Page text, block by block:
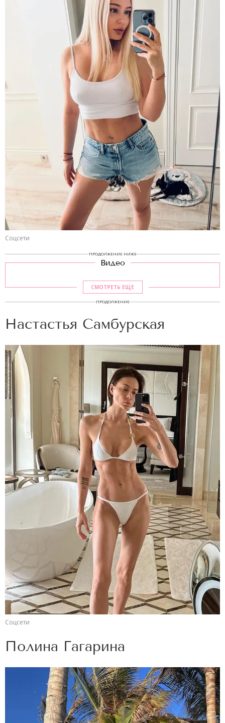
Соцсети
ПРОДОЛЖЕНИЕ НИЖЕ
Видео
СМОТРЕТЬ ЕЩЕ
ПРОДОЛЖЕНИЕ
Настастья Самбурская
Соцсети
Полина Гагарина